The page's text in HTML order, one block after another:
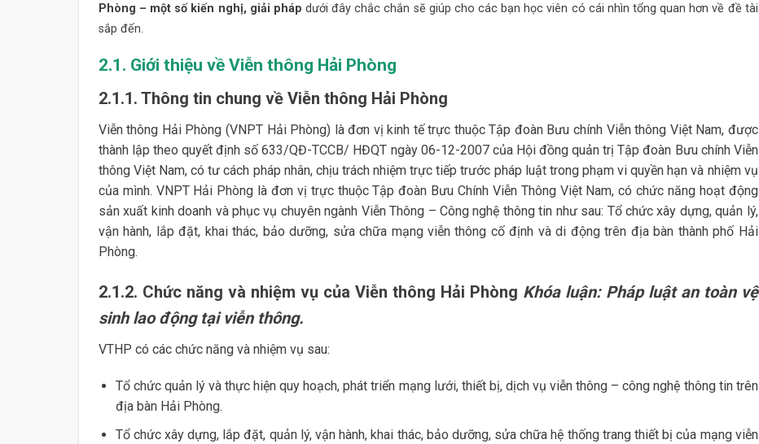
Phòng – một số kiến nghị, giải pháp dưới đây chắc chắn sẽ giúp cho các bạn học viên có cái nhìn tổng quan hơn về đề tài
sắp đến.
2.1. Giới thiệu về Viễn thông Hải Phòng
2.1.1. Thông tin chung về Viễn thông Hải Phòng
Viễn thông Hải Phòng (VNPT Hải Phòng) là đơn vị kinh tế trực thuộc Tập đoàn Bưu chính Viễn thông Việt Nam, được
thành lập theo quyết định số 633/QĐ-TCCB/ HĐQT ngày 06-12-2007 của Hội đồng quản trị Tập đoàn Bưu chính Viễn
thông Việt Nam, có tư cách pháp nhân, chịu trách nhiệm trực tiếp trước pháp luật trong phạm vi quyền hạn và nhiệm vụ
của mình. VNPT Hải Phòng là đơn vị trực thuộc Tập đoàn Bưu Chính Viễn Thông Việt Nam, có chức năng hoạt động
sản xuất kinh doanh và phục vụ chuyên ngành Viễn Thông – Công nghệ thông tin như sau: Tổ chức xây dựng, quản lý,
vận hành, lắp đặt, khai thác, bảo dưỡng, sửa chữa mạng viễn thông cố định và di động trên địa bàn thành phố Hải
Phòng.
2.1.2. Chức năng và nhiệm vụ của Viễn thông Hải Phòng Khóa luận: Pháp luật an toàn vệ
sinh lao động tại viễn thông.
VTHP có các chức năng và nhiệm vụ sau:
Tổ chức quản lý và thực hiện quy hoạch, phát triển mạng lưới, thiết bị, dịch vụ viễn thông – công nghệ thông tin trên
địa bàn Hải Phòng.
Tổ chức xây dựng, lắp đặt, quản lý, vận hành, khai thác, bảo dưỡng, sửa chữa hệ thống trang thiết bị của mạng viễn